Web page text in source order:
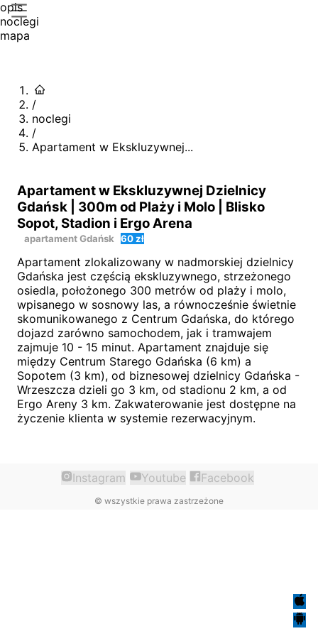
opis
noclegi
mapa
/
noclegi
/
Apartament w Ekskluzywnej...
Apartament w Ekskluzywnej Dzielnicy
Gdańsk | 300m od Plaży i Molo | Blisko
Sopot, Stadion i Ergo Arena
apartamentGdańsk 60 zł
Apartament zlokalizowany w nadmorskiej dzielnicy
Gdańska jest częścią ekskluzywnego, strzeżonego
osiedla, położonego 300 metrów od plaży i molo,
wpisanego w sosnowy las, a równocześnie świetnie
skomunikowanego z Centrum Gdańska, do którego
dojazd zarówno samochodem, jak i tramwajem
zajmuje 10 - 15 minut. Apartament znajduje się
między Centrum Starego Gdańska (6 km) a
Sopotem (3 km), od biznesowej dzielnicy Gdańska -
Wrzeszcza dzieli go 3 km, od stadionu 2 km, a od
Ergo Areny 3 km. Zakwaterowanie jest dostępne na
życzenie klienta w systemie rezerwacyjnym.
Instagram Youtube Facebook
© wszystkie prawa zastrzeżone